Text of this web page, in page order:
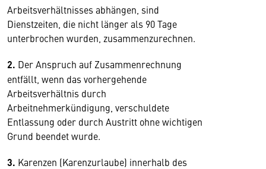
Arbeitsverhältnisses abhängen, sind
Dienstzeiten, die nicht länger als 90 Tage
unterbrochen wurden, zusammenzurechnen.
2. Der Anspruch auf Zusammenrechnung
entfällt, wenn das vorhergehende
Arbeitsverhältnis durch
Arbeitnehmerkündigung, verschuldete
Entlassung oder durch Austritt ohne wichtigen
Grund beendet wurde.
3. Karenzen (Karenzurlaube) innerhalb des